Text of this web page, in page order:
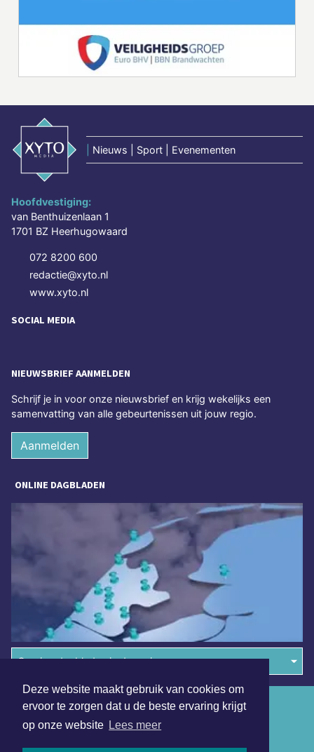
Deze website maakt gebruik van cookies om
ervoor te zorgen dat u de beste ervaring krijgt
op onze website Lees meer
Nieuws | Sport | Evenementen
Hoofdvestiging:
van Benthuizenlaan 1
1701 BZ Heerhugowaard
072 8200 600
redactie@xyto.nl
www.xyto.nl
SOCIAL MEDIA
NIEUWSBRIEF AANMELDEN
Schrijf je in voor onze nieuwsbrief en krijg wekelijks een
samenvatting van alle gebeurtenissen uit jouw regio.
Aanmelden
ONLINE DAGBLADEN
Overige dagbladen in de regio
Algemene voorwaarden
Disclaimer